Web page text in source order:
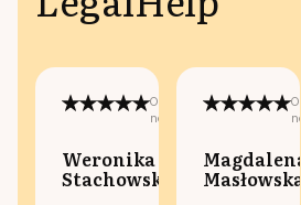
Opublikowano
na:
Weronika
Stachowska
na:
Magdalena
Masłowska